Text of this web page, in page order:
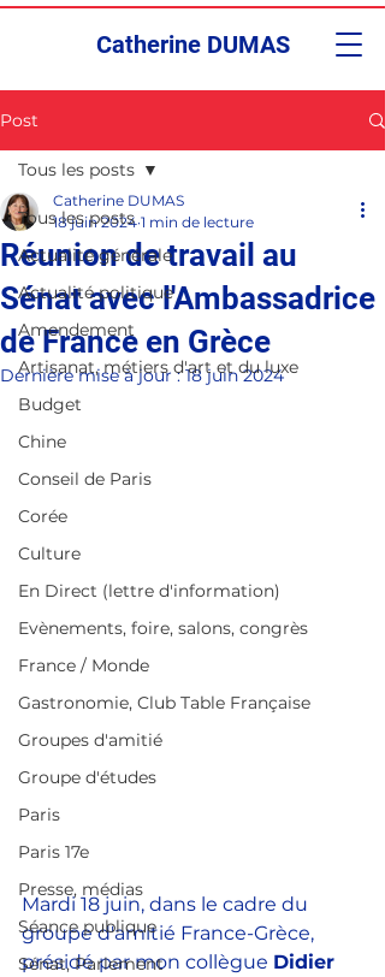
Catherine DUMAS
Post
Tous les posts
Actualité générale
Actualité politique
Amendement
Artisanat, métiers d'art et du luxe
Budget
Chine
Conseil de Paris
Corée
Culture
En Direct (lettre d'information)
Evènements, foire, salons, congrès
France / Monde
Gastronomie, Club Table Française
Groupes d'amitié
Groupe d'études
Paris
Paris 17e
Presse, médias
Séance publique
Sénat, Parlement
Tous les posts
Réunion de travail au
Sénat avec l'Ambassadrice
de France en Grèce
Catherine DUMAS
18 juin 2024 1 min de lecture
Dernière mise à jour :18 juin 2024
Mardi 18 juin, dans le cadre du
groupe d'amitié France-Grèce,
présidé par mon collègue Didier